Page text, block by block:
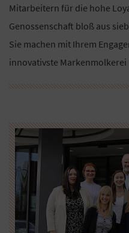
Mitarbeitern für die hohe
Genossenschaft bloß aus
Sie machen mit Ihrem
innovativste Markenmolkerei